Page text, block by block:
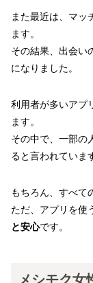
また最近は、マッ
ます。
その結果、出会い
になりました。
利用者が多いアプ
ます。
その中で、一部の
ると言われていま
もちろん、すべて
ただ、アプリを使
と安心です。
メシモク女